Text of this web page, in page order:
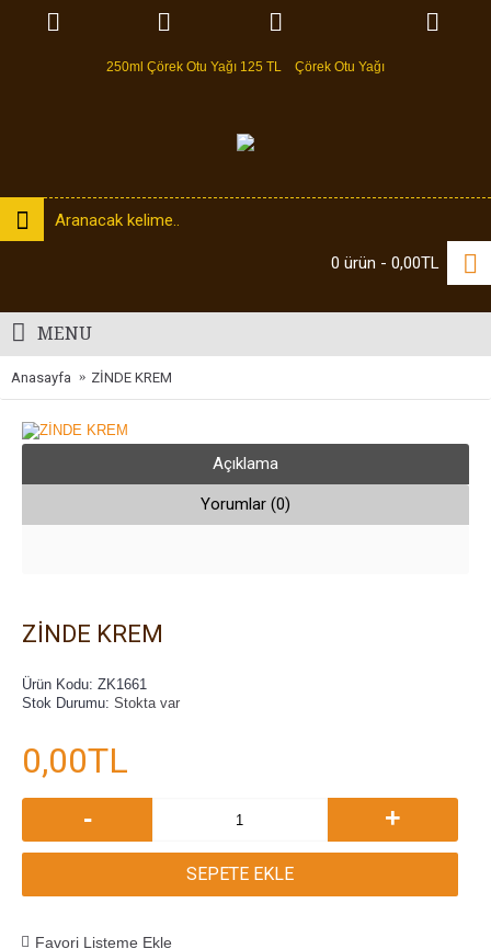
250ml Çörek Otu Yağı 125 TL Çörek Otu Yağı
0 ürün - 0,00TL
MENU
Anasayfa ZİNDE KREM
Açıklama
Yorumlar (0)
ZİNDE KREM
Ürün Kodu: ZK1661
Stok Durumu: Stokta var
0,00TL
- +
SEPETE EKLE
Favori Listeme Ekle